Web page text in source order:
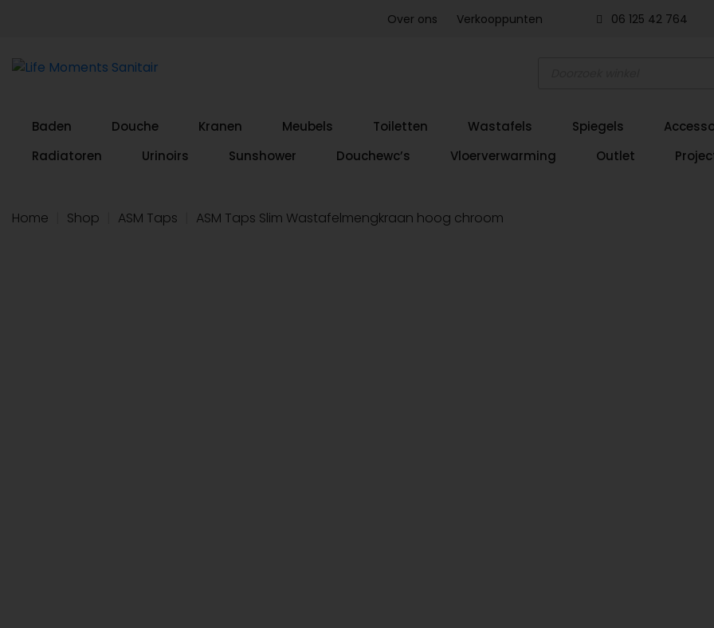
06 125 42 764
Over ons Verkooppunten
Baden Douche Kranen Meubels Toiletten Wastafels Spiegels
Radiatoren
Urinoirs Sunshower Douchewc’s Vloerverwarming Outlet
Home Shop ASM Taps ASM Taps Slim Wastafelmengkraan hoog chroom